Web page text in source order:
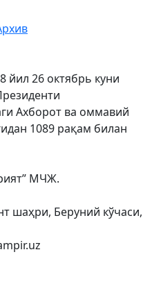
йил 26 октябрь куни
Ахборот ва оммавий
1089 рақам билан
МЧЖ.
шаҳри, Беруний кўчаси,